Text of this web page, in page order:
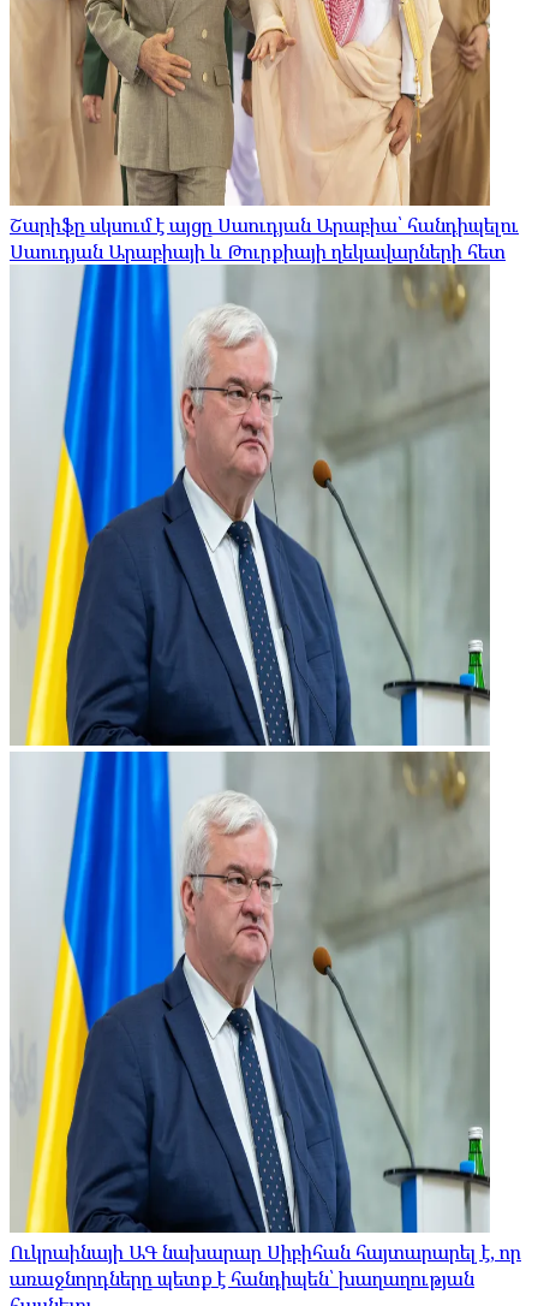
Շարիֆը սկսում է այցը Սաուդյան Արաբիա՝ հանդիպելու
Սաուդյան Արաբիայի և Թուրքիայի ղեկավարների հետ
Ուկրաինայի ԱԳ նախարար Սիբիհան հայտարարել է, որ
առաջնորդները պետք է հանդիպեն՝ խաղաղության